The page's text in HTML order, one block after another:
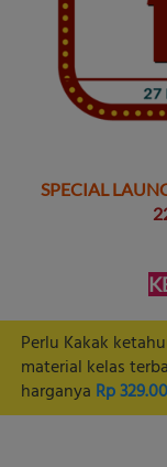
SPECIAL
Perlu Kakak
material kelas
harganya Rp